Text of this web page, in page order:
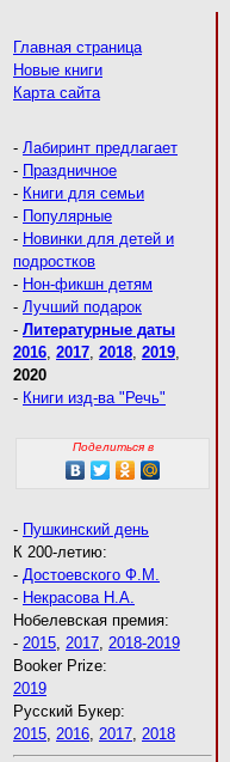
Главная страница
Новые книги
Карта сайта
- Лабиринт предлагает
- Праздничное
- Книги для семьи
- Популярные
- Новинки для детей и
подростков
- Нон-фикшн детям
- Лучший подарок
- Литературные даты
2016, 2017, 2018, 2019,
2020
- Книги изд-ва "Речь"
Поделиться в
- Пушкинский день
К 200-летию:
- Достоевского Ф.М.
- Некрасова Н.А.
Нобелевская премия:
- 2015, 2017, 2018-2019
Booker Prize:
2019
Русский Букер:
2015, 2016, 2017, 2018